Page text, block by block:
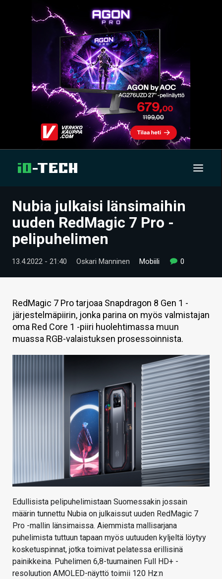
UUTISET
ARTIKKELIT
VIDEOT
TECHBBS
TIETOA
HINTA.FI
KAUPPA
Nubia julkaisi länsimaihin
uuden RedMagic 7 Pro -
pelipuhelimen
13.4.2022 - 21:40 Oskari Manninen Mobiili 0
RedMagic 7 Pro tarjoaa Snapdragon 8 Gen 1 -
järjestelmäpiirin, jonka parina on myös valmistajan
oma Red Core 1 -piiri huolehtimassa muun
muassa RGB-valaistuksen prosessoinnista.
Edullisista pelipuhelimistaan Suomessakin jossain
määrin tunnettu Nubia on julkaissut uuden RedMagic 7
Pro -mallin länsimaissa. Aiemmista mallisarjana
puhelimista tuttuun tapaan myös uutuuden kyljeltä löytyy
kosketuspinnat, jotka toimivat pelatessa erillisinä
painikkeina. Puhelimen 6,8-tuumainen Full HD+ -
resoluution AMOLED-näyttö toimii 120 Hz:n